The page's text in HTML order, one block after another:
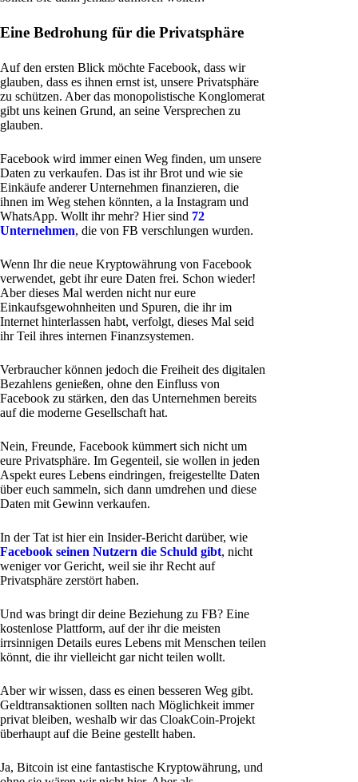
Eine Bedrohung für die Privatsphäre
Auf den ersten Blick möchte Facebook, dass wir
glauben, dass es ihnen ernst ist, unsere Privatsphäre
zu schützen. Aber das monopolistische Konglomerat
gibt uns keinen Grund, an seine Versprechen zu
glauben.
Facebook wird immer einen Weg finden, um unsere
Daten zu verkaufen. Das ist ihr Brot und wie sie
Einkäufe anderer Unternehmen finanzieren, die
ihnen im Weg stehen könnten, a la Instagram und
WhatsApp. Wollt ihr mehr? Hier sind 72
Unternehmen, die von FB verschlungen wurden.
Wenn Ihr die neue Kryptowährung von Facebook
verwendet, gebt ihr eure Daten frei. Schon wieder!
Aber dieses Mal werden nicht nur eure
Einkaufsgewohnheiten und Spuren, die ihr im
Internet hinterlassen habt, verfolgt, dieses Mal seid
ihr Teil ihres internen Finanzsystemen.
Verbraucher können jedoch die Freiheit des digitalen
Bezahlens genießen, ohne den Einfluss von
Facebook zu stärken, den das Unternehmen bereits
auf die moderne Gesellschaft hat.
Nein, Freunde, Facebook kümmert sich nicht um
eure Privatsphäre. Im Gegenteil, sie wollen in jeden
Aspekt eures Lebens eindringen, freigestellte Daten
über euch sammeln, sich dann umdrehen und diese
Daten mit Gewinn verkaufen.
In der Tat ist hier ein Insider-Bericht darüber, wie
Facebook seinen Nutzern die Schuld gibt, nicht
weniger vor Gericht, weil sie ihr Recht auf
Privatsphäre zerstört haben.
Und was bringt dir deine Beziehung zu FB? Eine
kostenlose Plattform, auf der ihr die meisten
irrsinnigen Details eures Lebens mit Menschen teilen
könnt, die ihr vielleicht gar nicht teilen wollt.
Aber wir wissen, dass es einen besseren Weg gibt.
Geldtransaktionen sollten nach Möglichkeit immer
privat bleiben, weshalb wir das CloakCoin-Projekt
überhaupt auf die Beine gestellt haben.
Ja, Bitcoin ist eine fantastische Kryptowährung, und